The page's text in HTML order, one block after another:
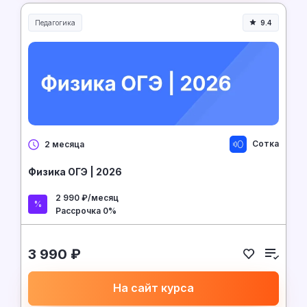
Педагогика
Образование и педагогика
9.4
2 месяца Сотка
Физика ОГЭ | 2026
2 990 ₽/месяц
Рассрочка 0%
3 990 ₽
На сайт курса